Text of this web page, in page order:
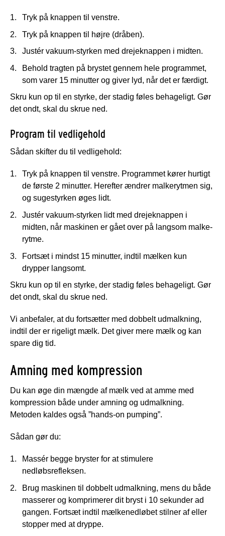
Tryk på knappen til venstre.
Tryk på knappen til højre (dråben).
Justér vakuum-styrken med drejeknappen i midten.
Behold tragten på brystet gennem hele programmet,
som varer 15 minutter og giver lyd, når det er færdigt.
Skru kun op til en styrke, der stadig føles behageligt. Gør
det ondt, skal du skrue ned.
Program til vedligehold
Sådan skifter du til vedligehold:
Tryk på knappen til venstre. Programmet kører hurtigt
de første 2 minutter. Herefter ændrer malkerytmen sig,
og sugestyrken øges lidt.
Justér vakuum-styrken lidt med drejeknappen i
midten, når maskinen er gået over på langsom malke-
rytme.
Fortsæt i mindst 15 minutter, indtil mælken kun
drypper langsomt.
Skru kun op til en styrke, der stadig føles behageligt. Gør
det ondt, skal du skrue ned.
Vi anbefaler, at du fortsætter med dobbelt udmalkning,
indtil der er rigeligt mælk. Det giver mere mælk og kan
spare dig tid.
Amning med kompression
Du kan øge din mængde af mælk ved at amme med
kompression både under amning og udmalkning.
Metoden kaldes også ”hands-on pumping”.
Sådan gør du:
Massér begge bryster for at stimulere
nedløbsrefleksen.
Brug maskinen til dobbelt udmalkning, mens du både
masserer og komprimerer dit bryst i 10 sekunder ad
gangen. Fortsæt indtil mælkenedløbet stilner af eller
stopper med at dryppe.